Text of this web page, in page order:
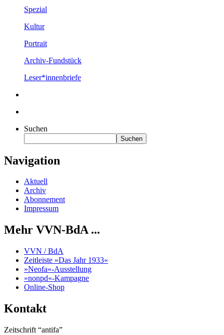
Spezial
Kultur
Portrait
Archiv-Fundstück
Leser*innenbriefe
Suchen
Suchen
Navigation
Aktuell
Archiv
Abonnement
Impressum
Mehr VVN-BdA ...
VVN / BdA
Zeitleiste »Das Jahr 1933«
»Neofa«-Ausstellung
»nonpd«-Kampagne
Online-Shop
Kontakt
Zeitschrift “antifa”